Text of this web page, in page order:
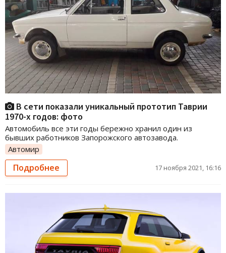
В сети показали уникальный прототип Таврии
1970-х годов: фото
Автомобиль все эти годы бережно хранил один из
бывших работников Запорожского автозавода.
Автомир
Подробнее 17 ноября 2021, 16:16